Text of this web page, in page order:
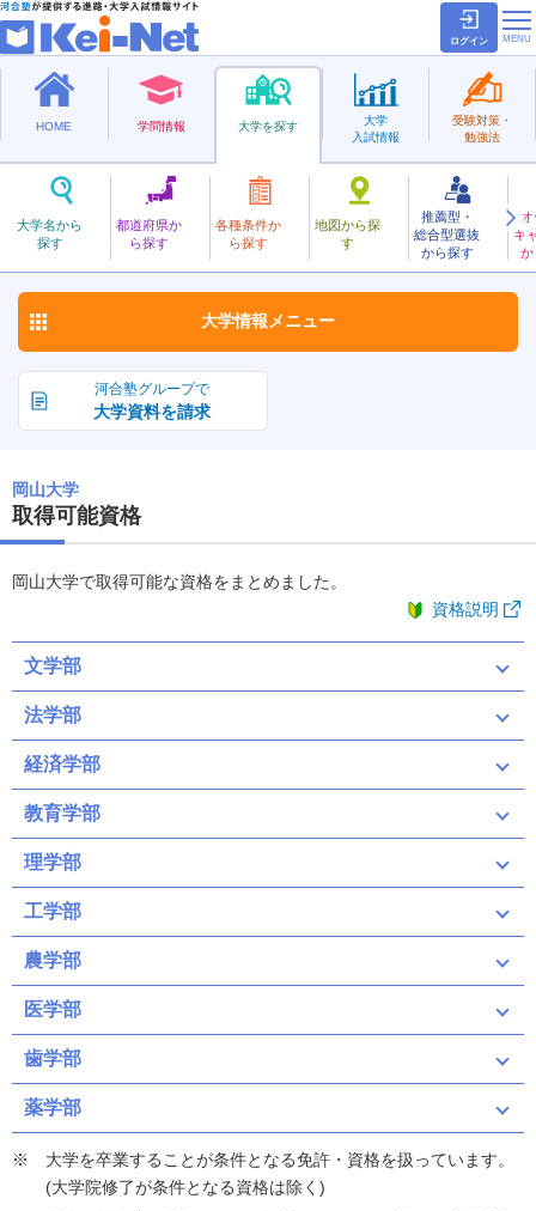
ログイン
HOME 学問情報 大学を探す
大学名から
探す
都道府県か
ら探す
各種条件か
ら探す
地図から探
す
推薦型・
総合型選抜
から探す
キ
か
大学
入試情報
受験対策・
勉強法
国立
おかやま
岡山大学 お気に入り
河合塾グループで
大学資料を請求
大学情報 メニュー
岡山大学
取得可能資格
岡山大学で取得可能な資格をまとめました。
資格説明
文学部
法学部
経済学部
教育学部
理学部
工学部
農学部
医学部
歯学部
薬学部
大学を卒業することが条件となる免許・資格を扱っています。
(大学院修了が条件となる資格は除く)